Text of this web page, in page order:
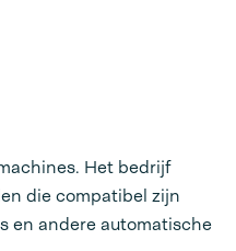
Het bedrijf
die compatibel zijn
en andere automatische